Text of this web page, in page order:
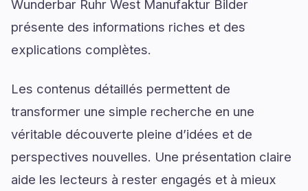
Wunderbar Ruhr West Manufaktur Bilder
présente des informations riches et des
explications complètes.
Les contenus détaillés permettent de
transformer une simple recherche en une
véritable découverte pleine d’idées et de
perspectives nouvelles. Une présentation claire
aide les lecteurs à rester engagés et à mieux